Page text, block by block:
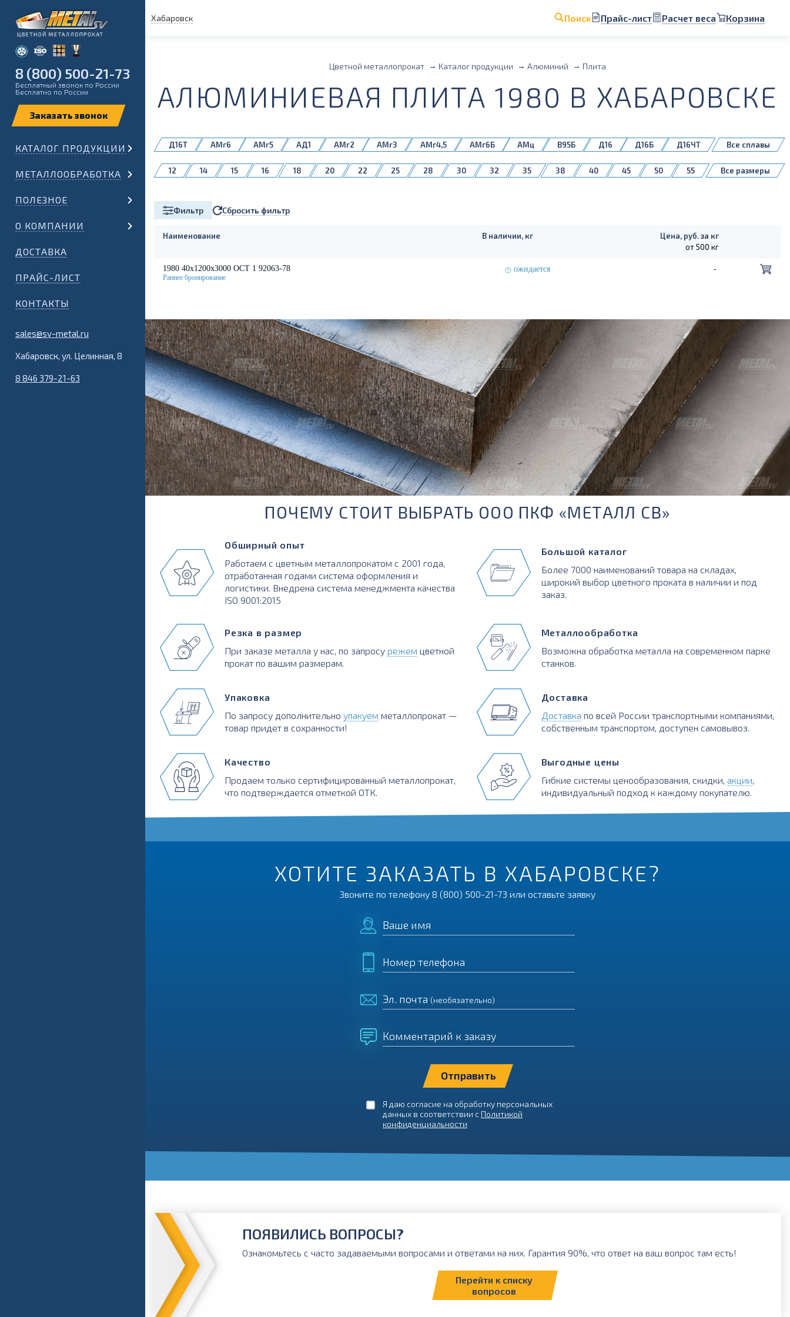
Хабаровск Поиск Прайс-лист Расчет веса Корзина
8 (800) 500-21-73
Бесплатный звонок по России
Бесплатно по России
КАТАЛОГ ПРОДУКЦИИ
МЕТАЛЛООБРАБОТКА
ПОЛЕЗНОЕ
О КОМПАНИИ
ДОСТАВКА
ПРАЙС-ЛИСТ
КОНТАКТЫ
sales@sv-metal.ru
Хабаровск, ул. Целинная, 8
8 846 379-21-63
Цветной металлопрокат Каталог продукции Алюминий Плита
АЛЮМИНИЕВАЯ ПЛИТА 1980 В ХАБАРОВСКЕ
Д16Т АМг6 АМг5 АД1 АМг2 АМг3 АМг4,5 АМг6Б АМц В95Б Д16 Д16Б
Д16ЧТ
Все сплавы
12 14 15 16 18 20 22 25 28 30 32 35 38 40 45 50
55
Все размеры
Фильтр Сбросить фильтр
Наименование В наличии, кг
Цена, руб. за кг
от 500 кг
1980 40х1200х3000 ОСТ 1 92063-78 ожидается -
ПОЧЕМУ СТОИТ ВЫБРАТЬ ООО ПКФ «МЕТАЛЛ СВ»
Обширный опыт
Работаем с цветным металлопрокатом с 2001 года,
отработанная годами система оформления и
логистики. Внедрена система менеджмента качества
ISO 9001:2015
Резка в размер
При заказе металла у нас, по запросу режем цветной
прокат по вашим размерам.
Упаковка
По запросу дополнительно упакуем металлопрокат —
товар придет в сохранности!
Качество
Продаем только сертифицированный металлопрокат,
что подтверждается отметкой ОТК.
Большой каталог
Более 7000 наименований товара на складах,
широкий выбор цветного проката в наличии и под
заказ.
Металлообработка
Возможна обработка металла на современном парке
станков.
Доставка
Доставка по всей России транспортными компаниями,
собственным транспортом, доступен самовывоз.
Выгодные цены
Гибкие системы ценообразования, скидки, акции
индивидуальный подход к каждому покупателю.
ХОТИТЕ ЗАКАЗАТЬ В ХАБАРОВСКЕ?
Звоните по телефону 8 (800) 500-21-73 или оставьте заявку
Ваше имя
Номер телефона
Эл. почта (необязательно)
Комментарий к заказу
Я даю согласие на обработку персональных
данных в соответствии с Политикой
конфиденциальности
ПОЯВИЛИСЬ ВОПРОСЫ?
Ознакомьтесь с часто задаваемыми вопросами и ответами на них. Гарантия 90%, что ответ на ваш вопрос там есть!
Перейти к списку
вопросов